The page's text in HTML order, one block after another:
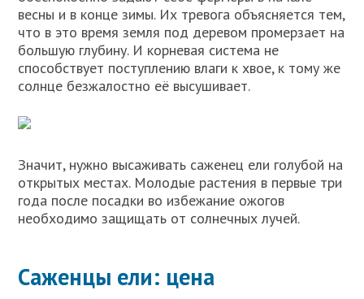
весны и в конце зимы. Их тревога объясняется тем,
что в это время земля под деревом промерзает на
большую глубину. И корневая система не
способствует поступлению влаги к хвое, к тому же
солнце безжалостно её высушивает.
Значит, нужно высаживать саженец ели голубой на
открытых местах. Молодые растения в первые три
года после посадки во избежание ожогов
необходимо защищать от солнечных лучей.
Саженцы ели: цена